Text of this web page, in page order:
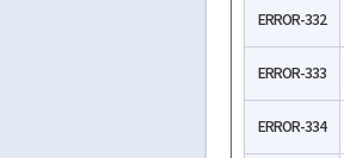
ERROR-332
ERROR-333
ERROR-334